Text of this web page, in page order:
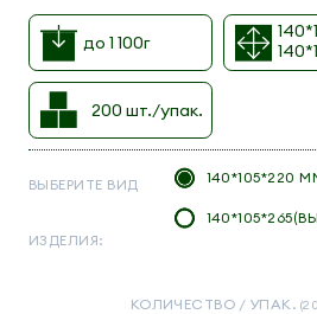
до 1 100г
200 шт./упак.
ВЫБЕРИТЕ ВИД
ИЗДЕЛИЯ:
140*105*220
КОЛИЧЕСТВО / УПАК.